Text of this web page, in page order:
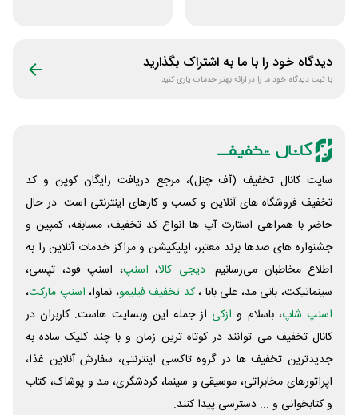
دیدگاه خود را با ما به اشتراک بگذارید
با ثبت دیدگاه خود ما را در ارائه بهتر خدمات یاری کنید
سایت کانال تخفیف (آف چنل)، مرجع دریافت رایگان کوپن و کد
تخفیف فروشگاه های آنلاین و کسب و‌ کارهای اینترنتی است. در حال
حاضر با همراهی استارت آپ ها انواع کد تخفیف، مسابقه، کمپین و
جشنواره های صدها برند معتبر، اپلیکیشن و مراکز خدمات آنلاین را به
اطلاع مخاطبان می‌رسانیم. دیجی کالا، اسنپ، اسنپ فود، تپسی،
سینماتیکت، بانی مد، علی‌ بابا ،کد تخفیف فیلیمو، نماوا، اسنپ مارکت،
اسنپ شاپ، باسلام و ازکی از جمله این وبسایت ‌هاست. کاربران در
کانال تخفیف می توانند در کوتاه ترین زمان و با چند کلیک ساده به
جدیدترین تخفیف ها در گروه تاکسی اینترنتی، سفارش آنلاین غذا،
اپراتورهای مخابراتی، موسیقی و سینما، گردشگری، مد و پوشاک، کتاب
و کتابخوانی و ... دسترسی پیدا کنند.